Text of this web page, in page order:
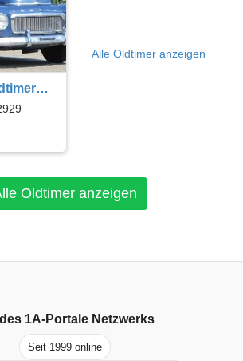
!!!
Alle Oldtimer anzeigen
Oldtimer anzeigen
1A-PortaleNetzwerks
Seit 1999 online